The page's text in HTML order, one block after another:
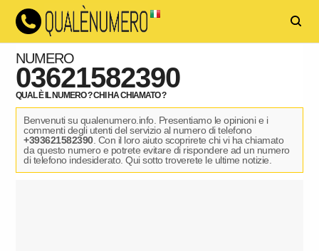
NUMERO
03621582390
QUAL È IL NUMERO ? CHI HA CHIAMATO ?
Benvenuti su qualenumero.info. Presentiamo le opinioni e i
commenti degli utenti del servizio al numero di telefono
+393621582390. Con il loro aiuto scoprirete chi vi ha chiamato
da questo numero e potrete evitare di rispondere ad un numero
di telefono indesiderato. Qui sotto troverete le ultime notizie.